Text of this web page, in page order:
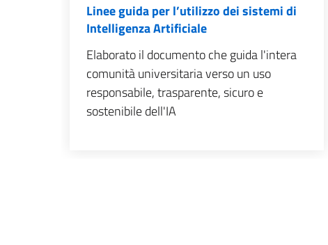
Linee guida per l’utilizzo dei sistemi di
Intelligenza Artificiale
Elaborato il documento che guida l'intera
comunità universitaria verso un uso
responsabile, trasparente, sicuro e
sostenibile dell'IA